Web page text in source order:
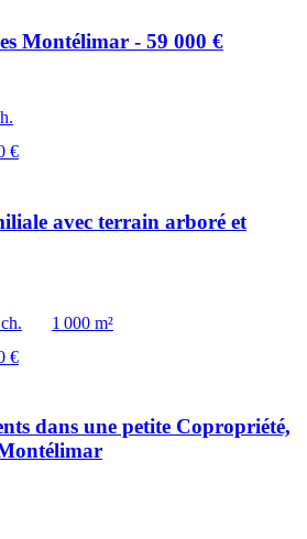
Montélimar - 59 000 €
€
avec terrain arboré et
1 000 m²
€
dans une petite Copropriété,